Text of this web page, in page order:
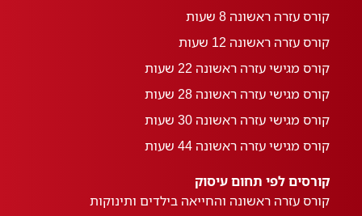
קורס עזרה ראשונה 8 שעות
קורס עזרה ראשונה 12 שעות
קורס מגישי עזרה ראשונה 22 שעות
קורס מגישי עזרה ראשונה 28 שעות
קורס מגישי עזרה ראשונה 30 שעות
קורס מגישי עזרה ראשונה 44 שעות
קורסים לפי תחום עיסוק
קורס עזרה ראשונה והחייאה בילדים ותינוקות